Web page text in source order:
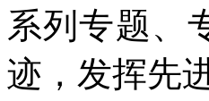
系列专题、
迹，发挥先